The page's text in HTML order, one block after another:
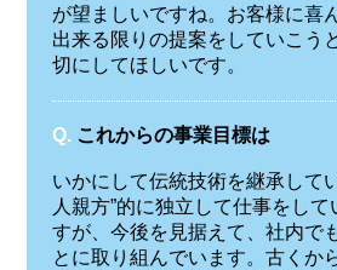
が望ましいですね。お客様に喜
出来る限りの提案をしていこう
切にしてほしいです。
Q. これからの事業目標は
いかにして伝統技術を継承して
人親方”的に独立して仕事をし
すが、今後を見据えて、社内で
とに取り組んでいます。古くか